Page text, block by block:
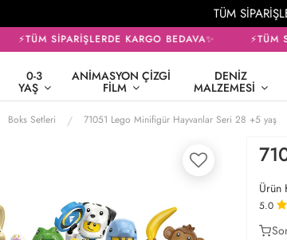
TÜM
⚡TÜM SİPARİŞLERDE KARGO BEDAVA✨ ⚡TÜM
0-3
YAŞ
ANIMASYON ÇIZGI
FILM
DENIZ
MALZEMESI
Boks Setleri 71051 Lego Minifigür Hayvanlar Seri 28 +5 yaş
Ürün
5.0